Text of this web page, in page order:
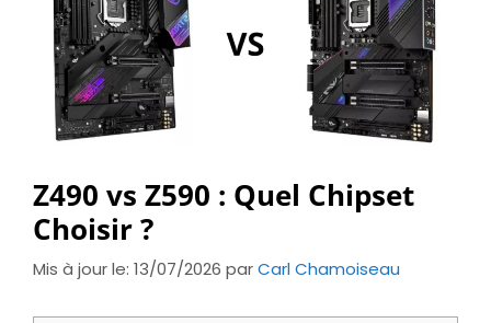
Z490 vs Z590 : Quel Chipset
Choisir ?
Mis à jour le: 13/07/2026 parCarl Chamoiseau